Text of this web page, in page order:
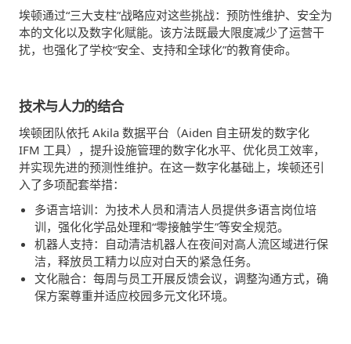
埃顿通过“三大支柱”战略应对这些挑战：预防性维护、安全为
本的文化以及数字化赋能。该方法既最大限度减少了运营干
扰，也强化了学校“安全、支持和全球化”的教育使命。
技术与人力的结合
埃顿团队依托 Akila 数据平台（Aiden 自主研发的数字化
IFM 工具），提升设施管理的数字化水平、优化员工效率，
并实现先进的预测性维护。在这一数字化基础上，埃顿还引
入了多项配套举措：
多语言培训：为技术人员和清洁人员提供多语言岗位培
训，强化化学品处理和“零接触学生”等安全规范。
机器人支持：自动清洁机器人在夜间对高人流区域进行保
洁，释放员工精力以应对白天的紧急任务。
文化融合：每周与员工开展反馈会议，调整沟通方式，确
保方案尊重并适应校园多元文化环境。